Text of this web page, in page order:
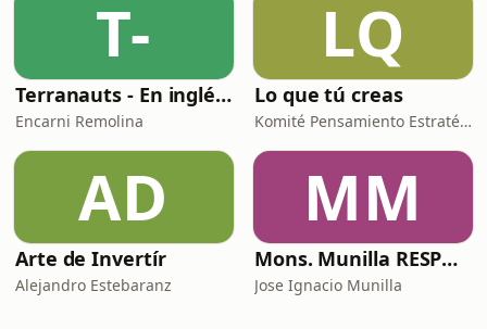
T-
Terranauts - En inglés y en español. Science and nature in 5 minutes
Encarni Remolina
LQ
Lo que tú creas
Komité Pensamiento Estratégico
AD
Arte de Invertír
Alejandro Estebaranz
MM
Mons. Munilla RESPONDE
Jose Ignacio Munilla